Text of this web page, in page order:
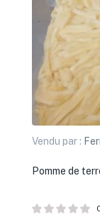
Vendu par :
Pomme de